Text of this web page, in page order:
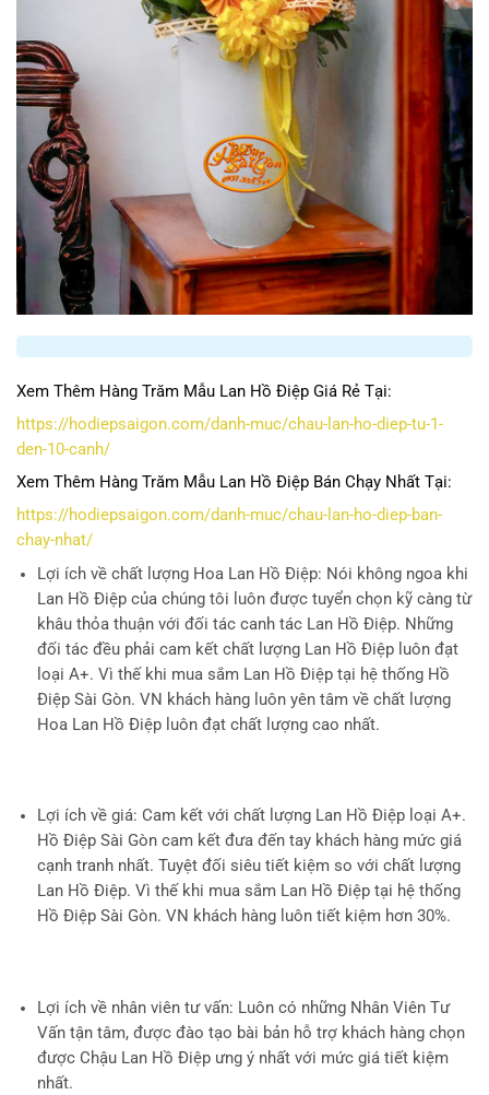
Xem Thêm Hàng Trăm Mẫu Lan Hồ Điệp Giá Rẻ Tại:
https://hodiepsaigon.com/danh-muc/chau-lan-ho-diep-tu-1-
den-10-canh/
Xem Thêm Hàng Trăm Mẫu Lan Hồ Điệp Bán Chạy Nhất Tại:
https://hodiepsaigon.com/danh-muc/chau-lan-ho-diep-ban-
chay-nhat/
Lợi ích về chất lượng Hoa Lan Hồ Điệp: Nói không ngoa khi
Lan Hồ Điệp của chúng tôi luôn được tuyển chọn kỹ càng từ
khâu thỏa thuận với đối tác canh tác Lan Hồ Điệp. Những
đối tác đều phải cam kết chất lượng Lan Hồ Điệp luôn đạt
loại A+. Vì thế khi mua sắm Lan Hồ Điệp tại hệ thống Hồ
Điệp Sài Gòn. VN khách hàng luôn yên tâm về chất lượng
Hoa Lan Hồ Điệp luôn đạt chất lượng cao nhất.
Lợi ích về giá: Cam kết với chất lượng Lan Hồ Điệp loại A+.
Hồ Điệp Sài Gòn cam kết đưa đến tay khách hàng mức giá
cạnh tranh nhất. Tuyệt đối siêu tiết kiệm so với chất lượng
Lan Hồ Điệp. Vì thế khi mua sắm Lan Hồ Điệp tại hệ thống
Hồ Điệp Sài Gòn. VN khách hàng luôn tiết kiệm hơn 30%.
Lợi ích về nhân viên tư vấn: Luôn có những Nhân Viên Tư
Vấn tận tâm, được đào tạo bài bản hỗ trợ khách hàng chọn
được Chậu Lan Hồ Điệp ưng ý nhất với mức giá tiết kiệm
nhất.